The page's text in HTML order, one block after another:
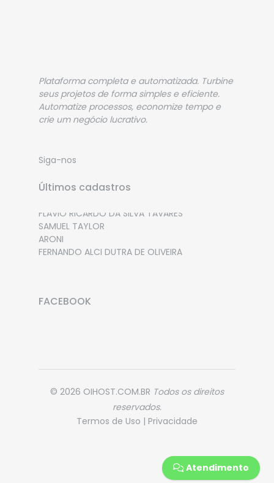
Plataforma completa e automatizada. Turbine
seus projetos de forma simples e eficiente.
Automatize processos, economize tempo e
crie um negócio lucrativo.
Siga-nos
Últimos cadastros
FLAVIO RICARDO DA SILVA TAVARES
SAMUEL TAYLOR
ARONI
FERNANDO ALCI DUTRA DE OLIVEIRA
FACEBOOK
© 2026 OIHOST.COM.BR Todos os direitos
reservados.
Termos de Uso | Privacidade
Atendimento